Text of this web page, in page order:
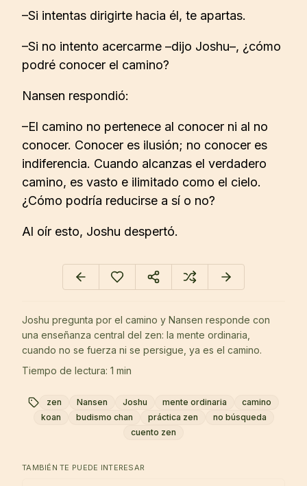
–Si intentas dirigirte hacia él, te apartas.
–Si no intento acercarme –dijo Joshu–, ¿cómo
podré conocer el camino?
Nansen respondió:
–El camino no pertenece al conocer ni al no
conocer. Conocer es ilusión; no conocer es
indiferencia. Cuando alcanzas el verdadero
camino, es vasto e ilimitado como el cielo.
¿Cómo podría reducirse a sí o no?
Al oír esto, Joshu despertó.
Joshu pregunta por el camino y Nansen responde con
una enseñanza central del zen: la mente ordinaria,
cuando no se fuerza ni se persigue, ya es el camino.
Tiempo de lectura: 1 min
zen Nansen Joshu mente ordinaria
camino
koan
budismo chan práctica zen
no búsqueda
cuento zen
TAMBIÉN TE PUEDE INTERESAR